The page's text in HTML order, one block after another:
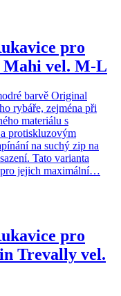
pro
vel. M-L
barvě Original
rybáře, zejména při
materiálu s
protiskluzovým
na suchý zip na
Tato varianta
pro jejich maximální…
pro
Trevally vel.